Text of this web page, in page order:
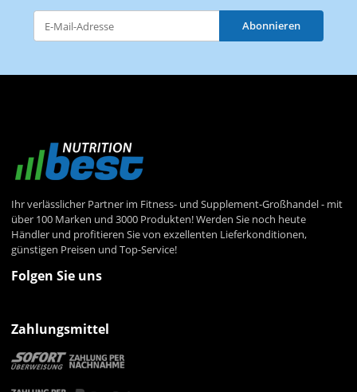
Abonnieren
Ihr verlässlicher Partner im Fitness- und Supplement-Großhandel - mit
über 100 Marken und 3000 Produkten! Werden Sie noch heute
Händler und profitieren Sie von exzellenten Lieferkonditionen,
günstigen Preisen und Top-Service!
Folgen Sie uns
Zahlungsmittel